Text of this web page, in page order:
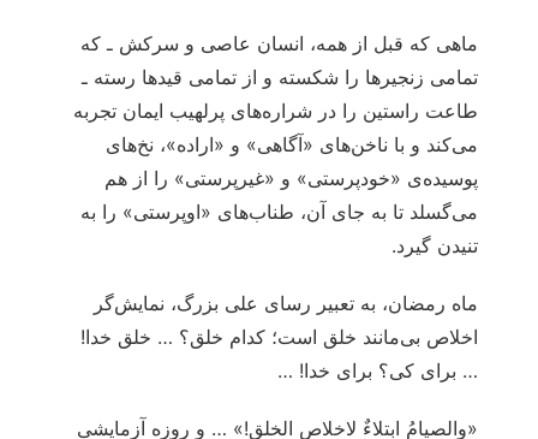
ماهی که قبل از همه، انسان عاصی و سرکش ـ که
تمامی زنجیرها را شکسته و از تمامی قیدها رسته ـ
طاعت راستین را در شراره‌های پرلهیب ایمان تجربه
می‌کند و با ناخن‌های «آگاهی» و «اراده»، نخ‌های
پوسیده‌ی «خودپرستی» و «غیرپرستی» را از هم
می‌گسلد تا به جای آن، طناب‌های «اوپرستی» را به
تنیدن گیرد.
ماه رمضان، به تعبیر رسای علی بزرگ، نمایش‌گر
اخلاص بی‌مانند خلق است؛ کدام خلق؟ … خلق خدا!
… برای کی؟ برای خدا! …
«والصیامُ ابتلاءٌ لاخلاص الخلق!» … و روزه آزمایشی